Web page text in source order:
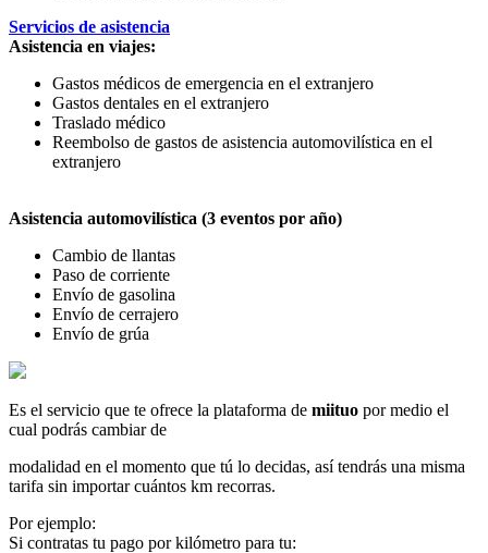
Servicios de asistencia
Asistencia en viajes:
Gastos médicos de emergencia en el extranjero
Gastos dentales en el extranjero
Traslado médico
Reembolso de gastos de asistencia automovilística en el
extranjero
Asistencia automovilística (3 eventos por año)
Cambio de llantas
Paso de corriente
Envío de gasolina
Envío de cerrajero
Envío de grúa
Es el servicio que te ofrece la plataforma de miituo por medio el
cual podrás cambiar de
modalidad en el momento que tú lo decidas, así tendrás una misma
tarifa sin importar cuántos km recorras.
Por ejemplo:
Si contratas tu pago por kilómetro para tu: